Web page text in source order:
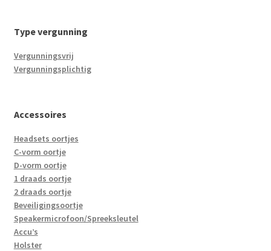
Type vergunning
Vergunningsvrij
Vergunningsplichtig
Accessoires
Headsets oortjes
C-vorm oortje
D-vorm oortje
1 draads oortje
2 draads oortje
Beveiligingsoortje
Speakermicrofoon/Spreeksleutel
Accu’s
Holster